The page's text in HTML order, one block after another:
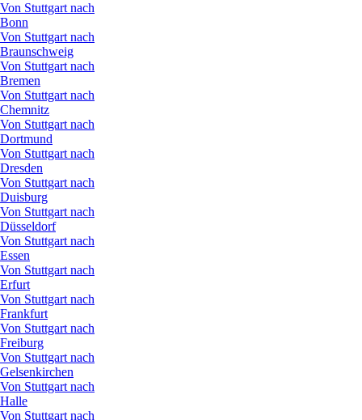
Von Stuttgart nach
Bonn
Von Stuttgart nach
Braunschweig
Von Stuttgart nach
Bremen
Von Stuttgart nach
Chemnitz
Von Stuttgart nach
Dortmund
Von Stuttgart nach
Dresden
Von Stuttgart nach
Duisburg
Von Stuttgart nach
Düsseldorf
Von Stuttgart nach
Essen
Von Stuttgart nach
Erfurt
Von Stuttgart nach
Frankfurt
Von Stuttgart nach
Freiburg
Von Stuttgart nach
Gelsenkirchen
Von Stuttgart nach
Halle
Von Stuttgart nach